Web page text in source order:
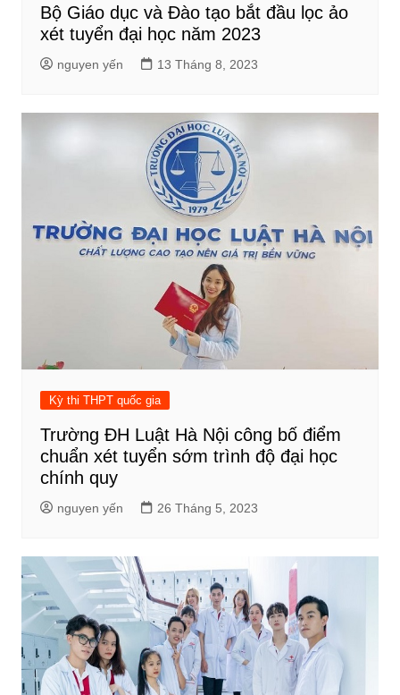
Bộ Giáo dục và Đào tạo bắt đầu lọc ảo
xét tuyển đại học năm 2023
nguyen yến 13 Tháng 8, 2023
Kỳ thi THPT quốc gia
Trường ĐH Luật Hà Nội công bố điểm
chuẩn xét tuyển sớm trình độ đại học
chính quy
nguyen yến 26 Tháng 5, 2023